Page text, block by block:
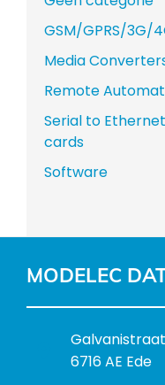
GSM/GPRS/3G/
Media
Remote
Serial to
cards
Software
MODELEC
B
e
6716 AE Ede